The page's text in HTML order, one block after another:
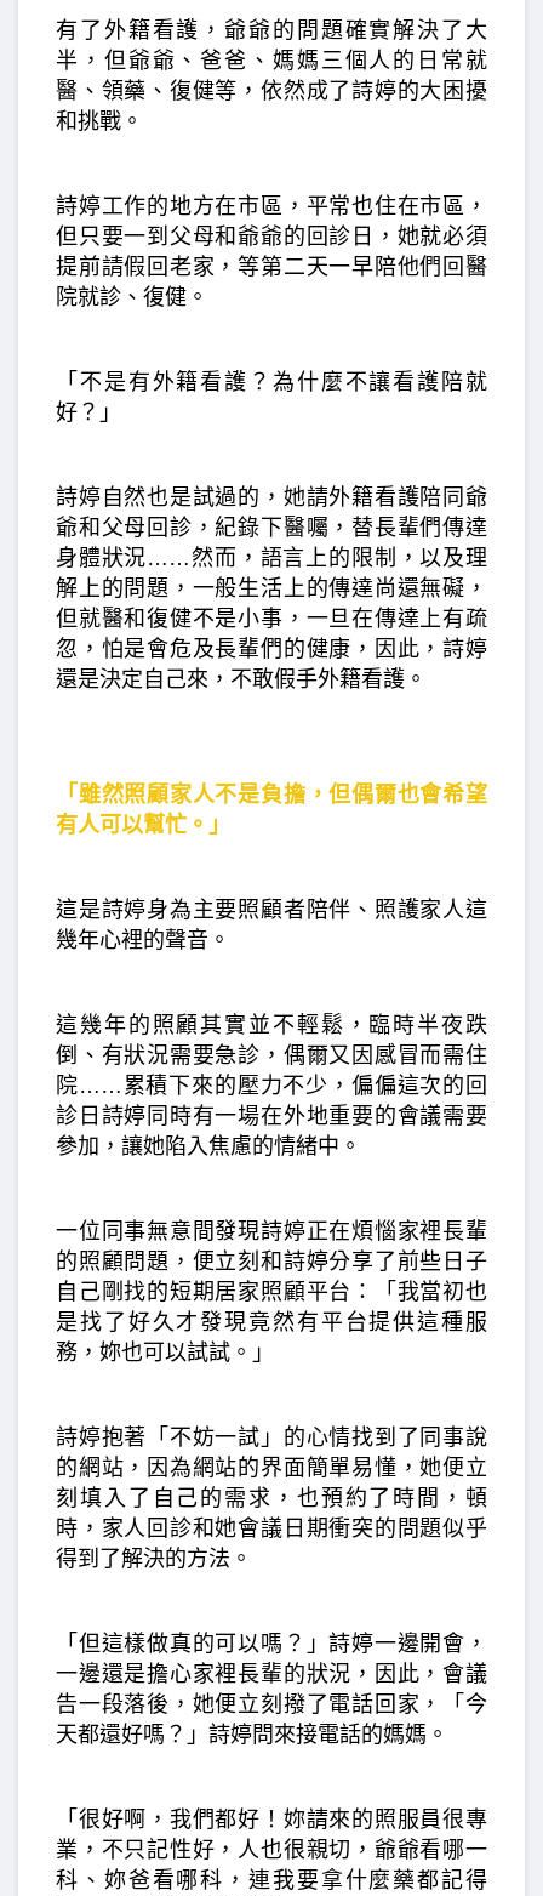
有了外籍看護，爺爺的問題確實解決了大
半，但爺爺、爸爸、媽媽三個人的日常就
醫、領藥、復健等，依然成了詩婷的大困擾
和挑戰。
詩婷工作的地方在市區，平常也住在市區，
但只要一到父母和爺爺的回診日，她就必須
提前請假回老家，等第二天一早陪他們回醫
院就診、復健。
「不是有外籍看護？為什麼不讓看護陪就
好？」
詩婷自然也是試過的，她請外籍看護陪同爺
爺和父母回診，紀錄下醫囑，替長輩們傳達
身體狀況……然而，語言上的限制，以及理
解上的問題，一般生活上的傳達尚還無礙，
但就醫和復健不是小事，一旦在傳達上有疏
忽，怕是會危及長輩們的健康，因此，詩婷
還是決定自己來，不敢假手外籍看護。
「雖然照顧家人不是負擔，但偶爾也會希望
有人可以幫忙。」
這是詩婷身為主要照顧者陪伴、照護家人這
幾年心裡的聲音。
這幾年的照顧其實並不輕鬆，臨時半夜跌
倒、有狀況需要急診，偶爾又因感冒而需住
院……累積下來的壓力不少，偏偏這次的回
診日詩婷同時有一場在外地重要的會議需要
參加，讓她陷入焦慮的情緒中。
一位同事無意間發現詩婷正在煩惱家裡長輩
的照顧問題，便立刻和詩婷分享了前些日子
自己剛找的短期居家照顧平台：「我當初也
是找了好久才發現竟然有平台提供這種服
務，妳也可以試試。」
詩婷抱著「不妨一試」的心情找到了同事說
的網站，因為網站的界面簡單易懂，她便立
刻填入了自己的需求，也預約了時間，頓
時，家人回診和她會議日期衝突的問題似乎
得到了解決的方法。
「但這樣做真的可以嗎？」詩婷一邊開會，
一邊還是擔心家裡長輩的狀況，因此，會議
告一段落後，她便立刻撥了電話回家，「今
天都還好嗎？」詩婷問來接電話的媽媽。
「很好啊，我們都好！妳請來的照服員很專
業，不只記性好，人也很親切，爺爺看哪一
科、妳爸看哪科，連我要拿什麼藥都記得